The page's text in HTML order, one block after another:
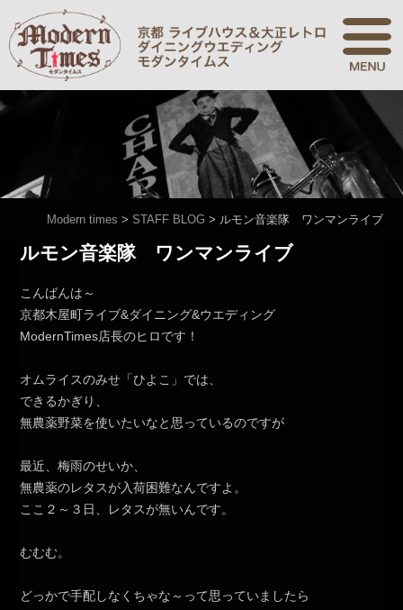
Modern times > STAFF BLOG > ルモン音楽隊 ワンマンライブ
ルモン音楽隊 ワンマンライブ
こんばんは～
京都木屋町ライブ&ダイニング&ウエディング
ModernTimes店長のヒロです！
オムライスのみせ「ひよこ」では、
できるかぎり、
無農薬野菜を使いたいなと思っているのですが
最近、梅雨のせいか、
無農薬のレタスが入荷困難なんですよ。
ここ２～３日、レタスが無いんです。
むむむ。
どっかで手配しなくちゃな～って思っていましたら